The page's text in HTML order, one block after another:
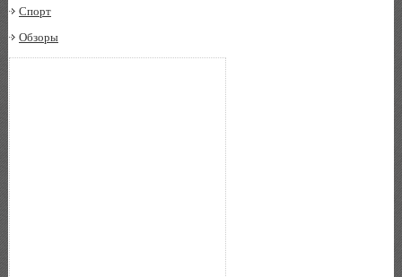
Спорт
Обзоры